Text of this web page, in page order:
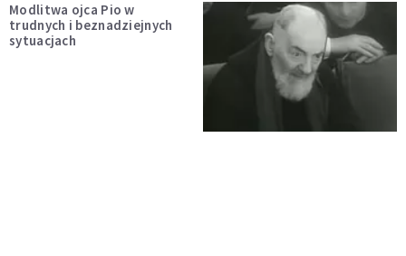
Modlitwa ojca Pio w
trudnych i beznadziejnych
sytuacjach